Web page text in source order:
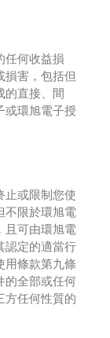
任何收益損
損害，包括但
的直接、間
或環旭電子授
止或限制您使
不限於環旭電
且可由環旭電
認定的適當行
用條款第九條
的全部或任何
方任何性質的